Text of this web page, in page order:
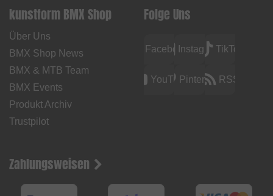
kunstform BMX Shop
Über Uns
BMX Shop News
BMX & MTB Team
BMX Events
Produkt Archiv
Trustpilot
Folge Uns
FacebookInstagramTikTok
YouTubePinterest RSS
Zahlungsweisen